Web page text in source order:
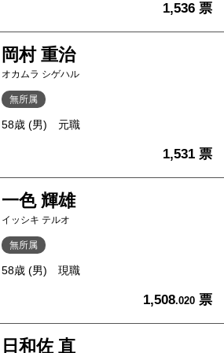
1,536 票
岡村 重治
オカムラ シゲハル
無所属
58歳 (男) 元職
1,531 票
一色 輝雄
イッシキ テルオ
無所属
58歳 (男) 現職
1,508.020 票
日和佐 直